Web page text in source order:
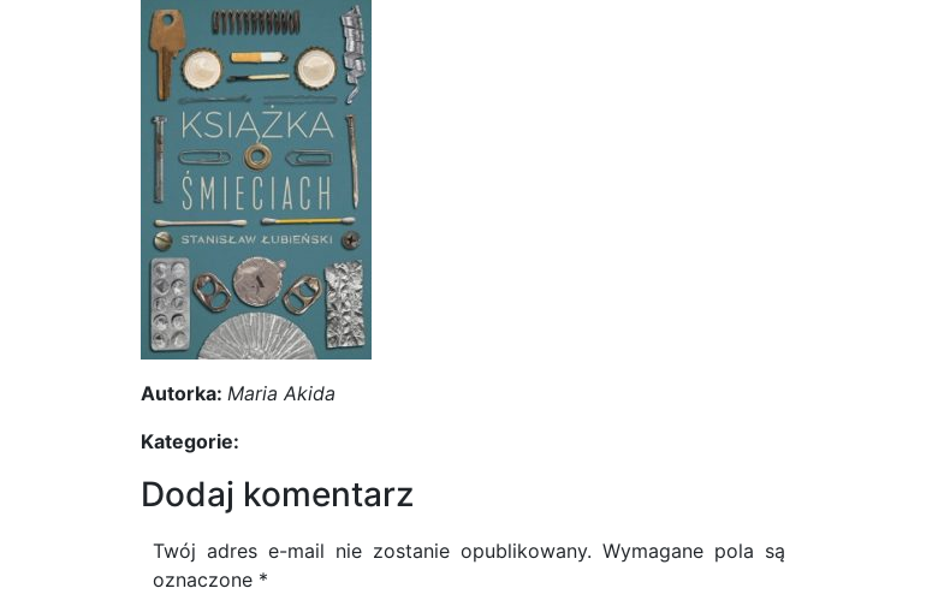
Autorka: Maria Akida
Kategorie:
Dodaj komentarz
Twój adres e-mail nie zostanie opublikowany. Wymagane pola są
oznaczone *